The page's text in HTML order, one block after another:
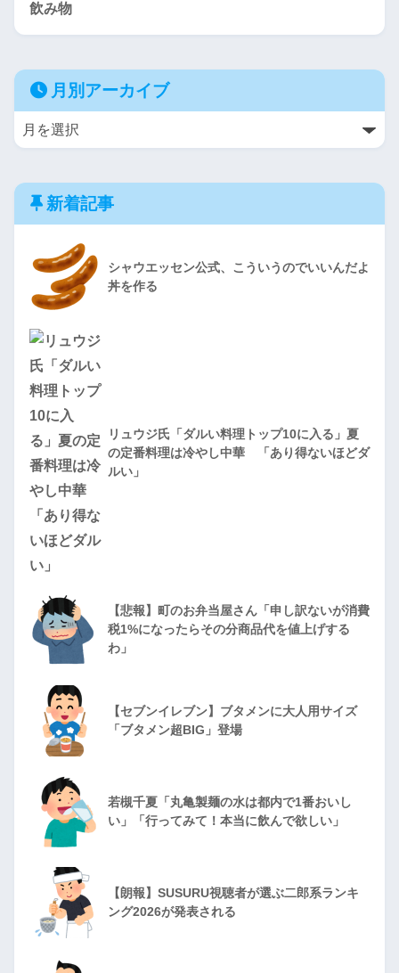
飲み物
月別アーカイブ
新着記事
シャウエッセン公式、こういうのでいいんだよ
丼を作る
リュウジ氏「ダルい料理トップ10に入る」夏
の定番料理は冷やし中華 「あり得ないほどダ
ルい」
【悲報】町のお弁当屋さん「申し訳ないが消費
税1%になったらその分商品代を値上げする
わ」
【セブンイレブン】ブタメンに大人用サイズ
「ブタメン超BIG」登場
若槻千夏「丸亀製麺の水は都内で1番おいし
い」「行ってみて！本当に飲んで欲しい」
【朗報】SUSURU視聴者が選ぶ二郎系ランキ
ング2026が発表される